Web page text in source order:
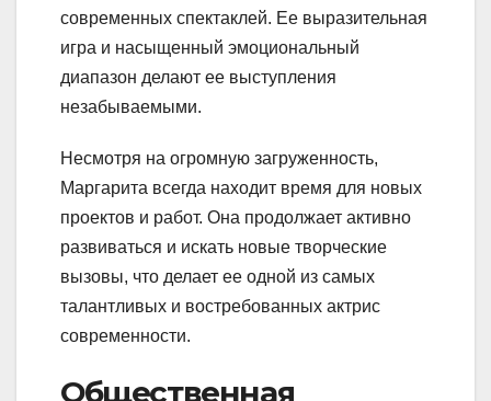
современных спектаклей. Ее выразительная
игра и насыщенный эмоциональный
диапазон делают ее выступления
незабываемыми.
Несмотря на огромную загруженность,
Маргарита всегда находит время для новых
проектов и работ. Она продолжает активно
развиваться и искать новые творческие
вызовы, что делает ее одной из самых
талантливых и востребованных актрис
современности.
Общественная